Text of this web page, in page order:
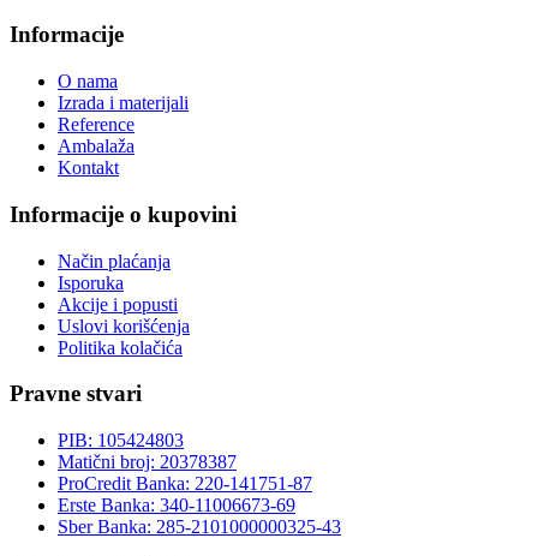
Informacije
O nama
Izrada i materijali
Reference
Ambalaža
Kontakt
Informacije o kupovini
Način plaćanja
Isporuka
Akcije i popusti
Uslovi korišćenja
Politika kolačića
Pravne stvari
PIB: 105424803
Matični broj: 20378387
ProCredit Banka: 220-141751-87
Erste Banka: 340-11006673-69
Sber Banka: 285-2101000000325-43